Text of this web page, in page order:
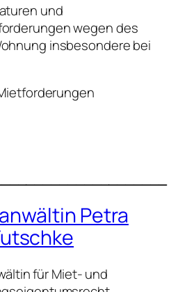
und
wegen des
insbesondere bei
Petra
für Miet- und